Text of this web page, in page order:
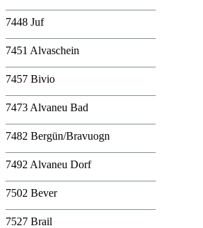
7448 Juf
7451 Alvaschein
7457 Bivio
7473 Alvaneu Bad
7482 Bergün/Bravuogn
7492 Alvaneu Dorf
7502 Bever
7527 Brail